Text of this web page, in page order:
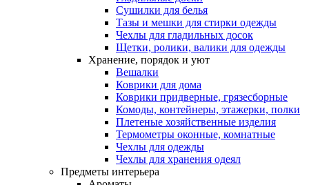
Сушилки для белья
Тазы и мешки для стирки одежды
Чехлы для гладильных досок
Щетки, ролики, валики для одежды
Хранение, порядок и уют
Вешалки
Коврики для дома
Коврики придверные, грязесборные
Комоды, контейнеры, этажерки, полки
Плетеные хозяйственные изделия
Термометры оконные, комнатные
Чехлы для одежды
Чехлы для хранения одеял
Предметы интерьера